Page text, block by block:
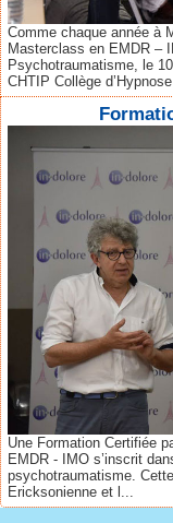
Comme chaque année à
Masterclass en EMDR –
Psychotraumatisme, le
CHTIP Collège
Une Formation Certifiée
EMDR - IMO s’inscrit
psychotraumatisme.
Ericksonienne et l...